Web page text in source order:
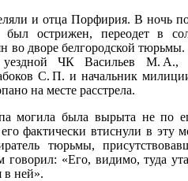
и отца Порфирия. В ночь
острижен, переодет в
во дворе белгородской тюрьмы.
уездной ЧК Васильев М. А.,
С. П. и начальник
на месте расстрела.
могила была вырыта не по
фактически втиснули в эту
тюрьмы,
говорил: «Его, видимо, туда
в ней».